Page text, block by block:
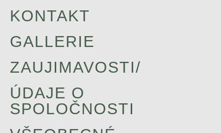
KONTAKT
GALLERIE
ZAUJIMAVOSTI/
ÚDAJE O
SPOLOČNOSTI